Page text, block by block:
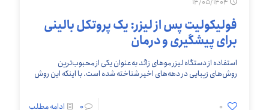
فولیکولیت پس از لیزر: یک پروتکل بالینی
برای پیشگیری و درمان
استفاده از دستگاه لیزر موهای زائد به‌عنوان یکی از محبوب‌ترین
روش‌های زیبایی در دهه‌های اخیر شناخته شده است. با اینکه این روش
0
0 ادامه مطلب